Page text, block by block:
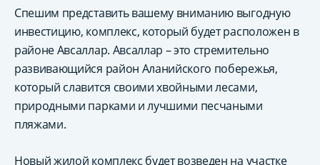
Спешим представить вашему вниманию выгодную
инвестицию, комплекс, который будет расположен в
районе Авсаллар. Авсаллар – это стремительно
развивающийся район Аланийского побережья,
который славится своими хвойными лесами,
природными парками и лучшими песчаными
пляжами.
Новый жилой комплекс будет возведен на участке